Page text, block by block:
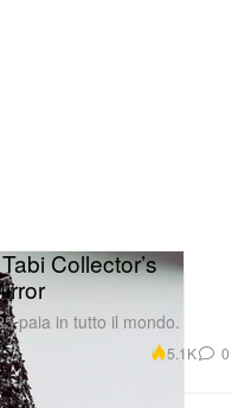
Collector’s
paia in tutto il mondo.
5.1K 0